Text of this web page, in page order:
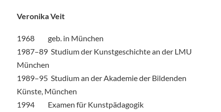
Veronika Veit
1968 geb. in München
1987–89 Studium der Kunstgeschichte an der LMU
München
1989–95 Studium an der Akademie der Bildenden
Künste, München
1994 Examen für Kunstpädagogik